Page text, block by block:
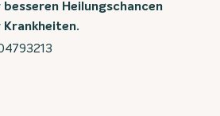
Heilungschancen